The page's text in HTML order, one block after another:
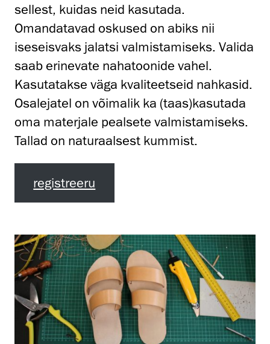
sellest, kuidas neid kasutada.
Omandatavad oskused on abiks nii
iseseisvaks jalatsi valmistamiseks. Valida
saab erinevate nahatoonide vahel.
Kasutatakse väga kvaliteetseid nahkasid.
Osalejatel on võimalik ka (taas)kasutada
oma materjale pealsete valmistamiseks.
Tallad on naturaalsest kummist.
registreeru